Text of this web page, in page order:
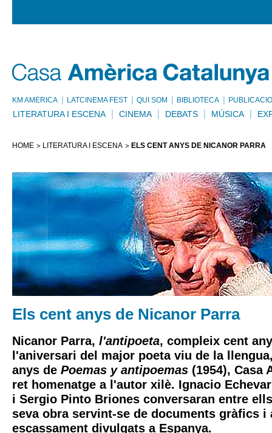
KM AMÈRICA LATCINEMA FEST QUI SOM BIBLIOTECA
LITERATURA I ESCENA CINEMA DEBATS MÚSICA
HOME LITERATURA I ESCENA ELS CENT ANYS DE NICANOR PARRA
Els cent anys de Nicanor Parra
Nicanor Parra, l'antipoeta, compleix cent
l'aniversari del major poeta viu de la
anys de Poemas y antipoemas (1954), Casa
ret homenatge a l'autor xilè. Ignacio
i Sergio Pinto Briones conversaran entre
seva obra servint-se de documents gràfics i
escassament divulgats a Espanya.